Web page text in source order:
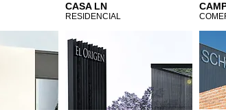
CASA LN
RESIDENCIAL